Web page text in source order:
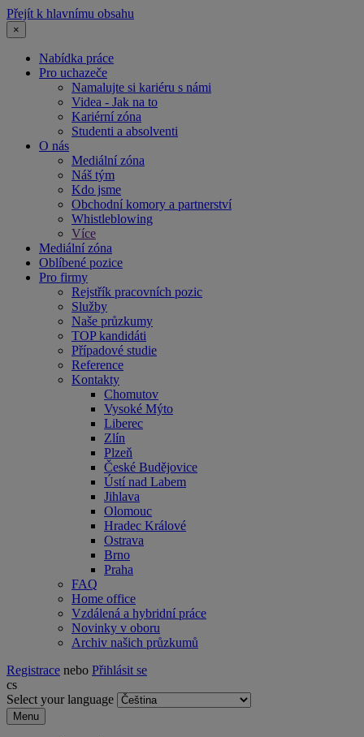
Přejít k hlavnímu obsahu
×
Nabídka práce
Pro uchazeče
Namalujte si kariéru s námi
Videa - Jak na to
Kariérní zóna
Studenti a absolventi
O nás
Mediální zóna
Náš tým
Kdo jsme
Obchodní komory a partnerství
Whistleblowing
Více
Mediální zóna
Oblíbené pozice
Pro firmy
Rejstřík pracovních pozic
Služby
Naše průzkumy
TOP kandidáti
Případové studie
Reference
Kontakty
Chomutov
Vysoké Mýto
Liberec
Zlín
Plzeň
České Budějovice
Ústí nad Labem
Jihlava
Olomouc
Hradec Králové
Ostrava
Brno
Praha
FAQ
Home office
Vzdálená a hybridní práce
Novinky v oboru
Archiv našich průzkumů
Registrace nebo Přihlásit se
cs
Select your language
Menu